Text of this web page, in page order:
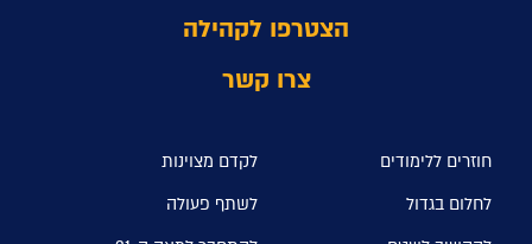
הצטרפו לקהילה
צרו קשר
חוזרים ללימודים
לקדם מצוינות
לחלום בגדול
לשתף פעולה